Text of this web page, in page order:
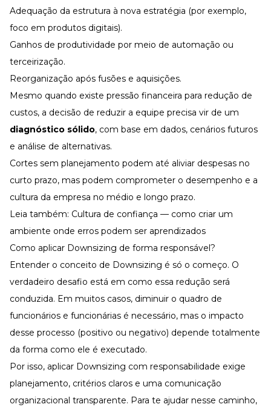
Adequação da estrutura à nova estratégia (por exemplo,
foco em produtos digitais).
Ganhos de produtividade por meio de automação ou
terceirização.
Reorganização após fusões e aquisições.
Mesmo quando existe pressão financeira para redução de
custos, a decisão de reduzir a equipe precisa vir de um
diagnóstico sólido, com base em dados, cenários futuros
e análise de alternativas.
Cortes sem planejamento podem até aliviar despesas no
curto prazo, mas podem comprometer o desempenho e a
cultura da empresa no médio e longo prazo.
Leia também: Cultura de confiança — como criar um
ambiente onde erros podem ser aprendizados
Como aplicar Downsizing de forma responsável?
Entender o conceito de Downsizing é só o começo. O
verdadeiro desafio está em como essa redução será
conduzida. Em muitos casos, diminuir o quadro de
funcionários e funcionárias é necessário, mas o impacto
desse processo (positivo ou negativo) depende totalmente
da forma como ele é executado.
Por isso, aplicar Downsizing com responsabilidade exige
planejamento, critérios claros e uma comunicação
organizacional transparente. Para te ajudar nesse caminho,